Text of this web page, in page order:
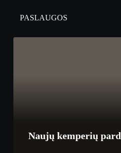
PASLAUGOS
Naujų kemperių